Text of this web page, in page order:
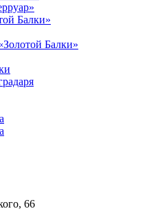
Балки»
Балки»
66